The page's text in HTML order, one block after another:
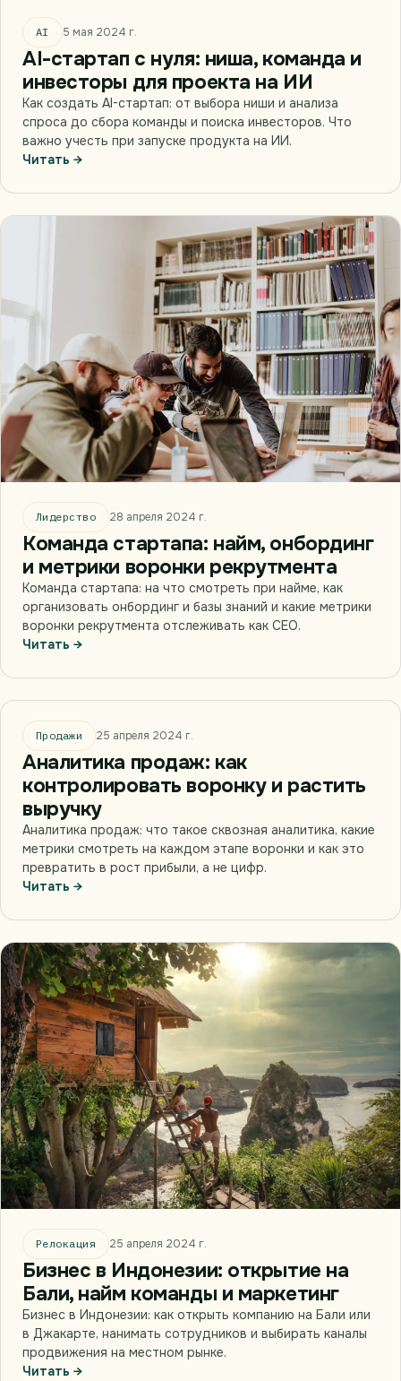
AI 5 мая 2024 г.
AI-стартап с нуля: ниша, команда и
инвесторы для проекта на ИИ
Как создать AI-стартап: от выбора ниши и анализа
спроса до сбора команды и поиска инвесторов. Что
важно учесть при запуске продукта на ИИ.
Читать →
Лидерство 28 апреля 2024 г.
Команда стартапа: найм, онбординг
и метрики воронки рекрутмента
Команда стартапа: на что смотреть при найме, как
организовать онбординг и базы знаний и какие метрики
воронки рекрутмента отслеживать как CEO.
Читать →
Продажи 25 апреля 2024 г.
Аналитика продаж: как
контролировать воронку и растить
выручку
Аналитика продаж: что такое сквозная аналитика, какие
метрики смотреть на каждом этапе воронки и как это
превратить в рост прибыли, а не цифр.
Читать →
Релокация 25 апреля 2024 г.
Бизнес в Индонезии: открытие на
Бали, найм команды и маркетинг
Бизнес в Индонезии: как открыть компанию на Бали или
в Джакарте, нанимать сотрудников и выбирать каналы
продвижения на местном рынке.
Читать →